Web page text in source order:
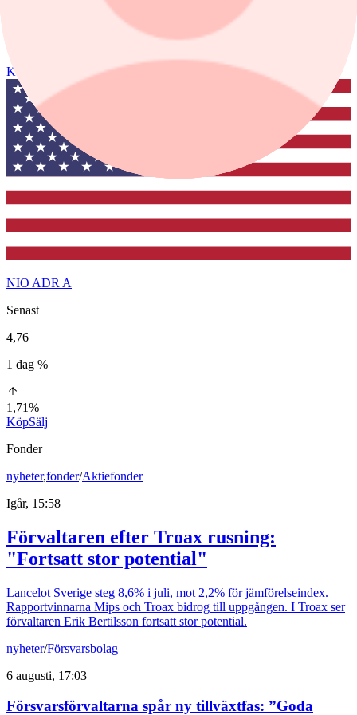
−2,97%
Köp
NIO ADR A
Senast
4,76
1 dag %
1,71%
KöpSälj
Fonder
nyheter,fonder/Aktiefonder
Igår, 15:58
Förvaltaren efter Troax rusning:
"Fortsatt stor potential"
Lancelot Sverige steg 8,6% i juli, mot 2,2% för jämförelseindex.
Rapportvinnarna Mips och Troax bidrog till uppgången. I Troax ser
förvaltaren Erik Bertilsson fortsatt stor potential.
nyheter/Försvarsbolag
6 augusti, 17:03
Försvarsförvaltarna spår ny tillväxtfas: ”Goda